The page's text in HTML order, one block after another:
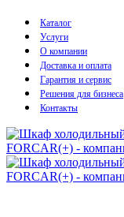
Каталог
Услуги
О компании
Доставка и оплата
Гарантия и сервис
Решения для бизнеса
Контакты